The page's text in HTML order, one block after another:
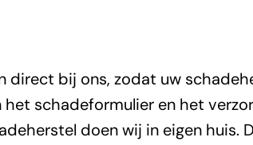
direct bij ons, zodat uw
schadeformulier en het
doen wij in eigen huis.